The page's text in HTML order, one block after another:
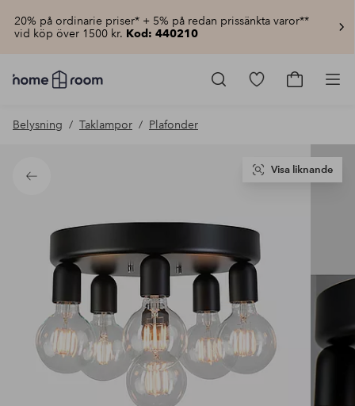
20% på ordinarie priser* + 5% på redan prissänkta varor**
vid köp över 1500 kr. Kod: 440210
Homeroom
–
hemmet
pris
Gå
Gå
Belysning Taklampor Plafonder
Tillbaka
Visa liknande